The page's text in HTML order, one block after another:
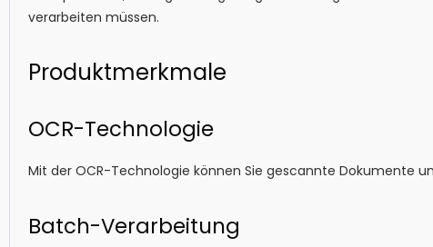
verarbeiten müssen.
Produktmerkmale
OCR-Technologie
Mit der OCR-Technologie können Sie gescannte Dokumente
Batch-Verarbeitung